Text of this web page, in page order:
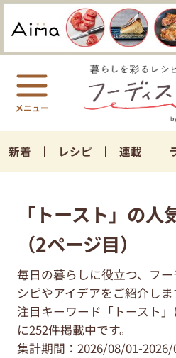
新着 レシピ 連載
「トースト」の
（2ページ目）
毎日の暮らしに役立つ、フ
シピやアイデアをご紹介しま
注目キーワード「トースト
に252件掲載中です。
集計期間：2026/08/01-